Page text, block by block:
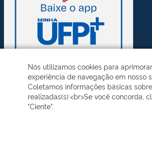
Nós utilizamos cookies para
experiência de navegação em nosso
Coletamos informações básicas
realizadas(s).<br>Se você concorda,
"Ciente".